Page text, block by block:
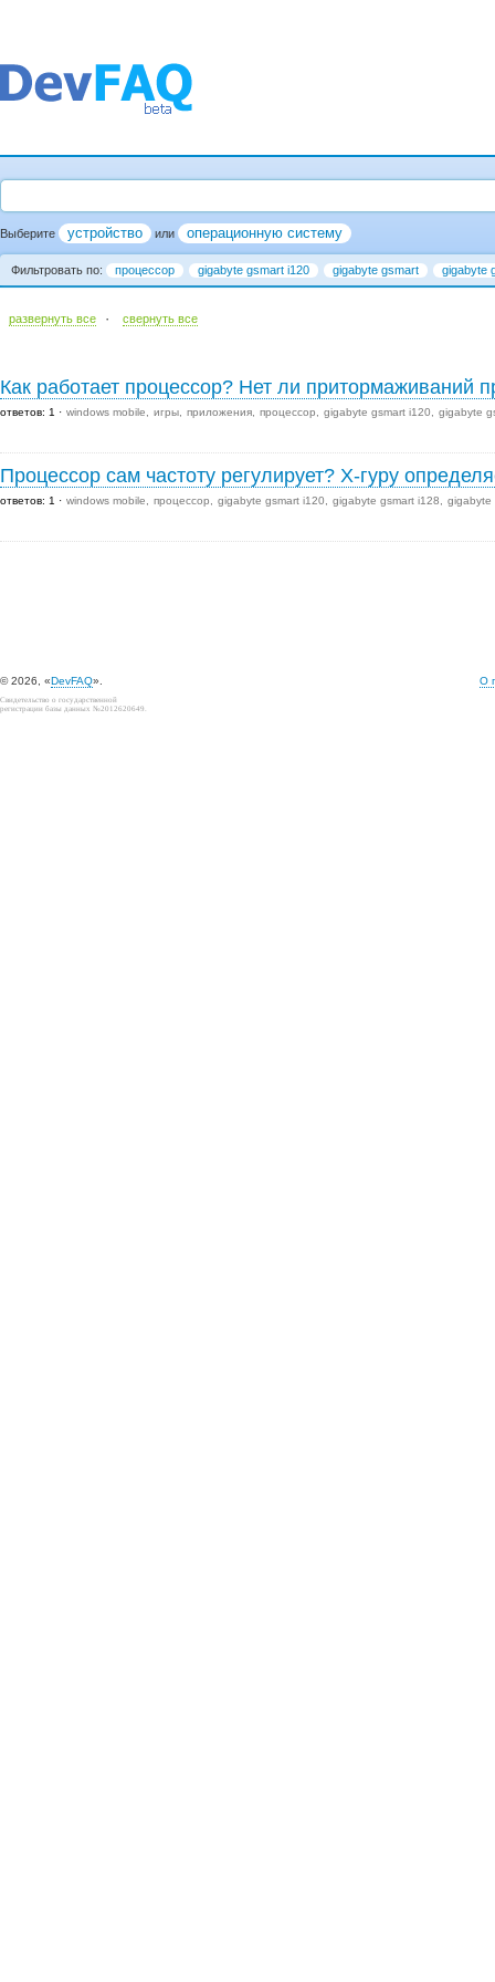
Выберите устройство или операционную систему
Фильтровать по: процессор gigabyte gsmart i120 gigabyte gsmart gigabyte
развернуть все · cвернуть все
Как работает процессор? Нет ли притормаживаний
ответов: 1 windows mobile игры приложения процессор gigabyte gsmart i120 gigabyte
Процессор сам частоту регулирует? Х-гуру
ответов: 1 windows mobile процессор gigabyte gsmart i120 gigabyte gsmart i128 gigabyte
© 2026, «DevFAQ». О
Свидетельство о государственной
регистрации базы данных №2012620649.